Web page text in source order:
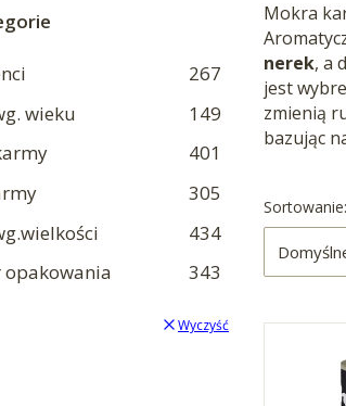
267
wieku
149
401
305
434
opakowania
343
Wyczyść
Mokra
nerek, a
jest
zmienią
bazując
Lista
Sortowanie: